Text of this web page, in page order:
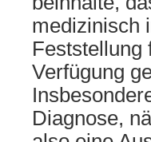
medizinisch
Feststellung
Verfügung
Diagnose,